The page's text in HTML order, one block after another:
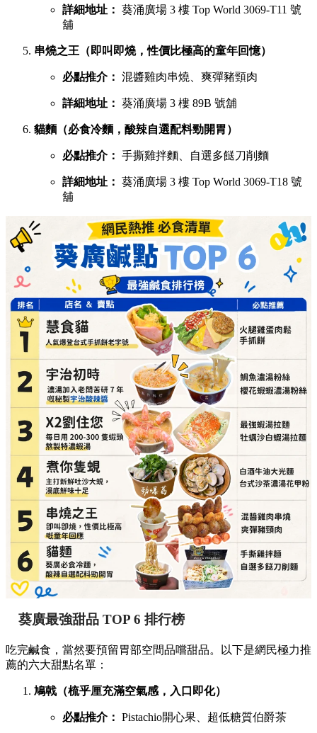
詳細地址： 葵涌廣場 3 樓 Top World 3069-T11 號
舖
串燒之王（即叫即燒，性價比極高的童年回憶）
必點推介： 混醬雞肉串燒、爽彈豬頸肉
詳細地址： 葵涌廣場 3 樓 89B 號舖
貓麵（必食冷麵，酸辣自選配料勁開胃）
必點推介： 手撕雞拌麵、自選多餸刀削麵
詳細地址： 葵涌廣場 3 樓 Top World 3069-T18 號
舖
葵廣最強甜品 TOP 6 排行榜
吃完鹹食，當然要預留胃部空間品嚐甜品。以下是網民極力推
薦的六大甜點名單：
鳩戟（梳乎厘充滿空氣感，入口即化）
必點推介： Pistachio開心果、超低糖質伯爵茶